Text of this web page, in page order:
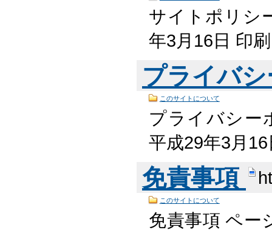
サイトポリシ
年3月16日 印
プライバ
このサイトについて
プライバシ
平成29年3月
免責事項
このサイトについて
免責事項 ペ